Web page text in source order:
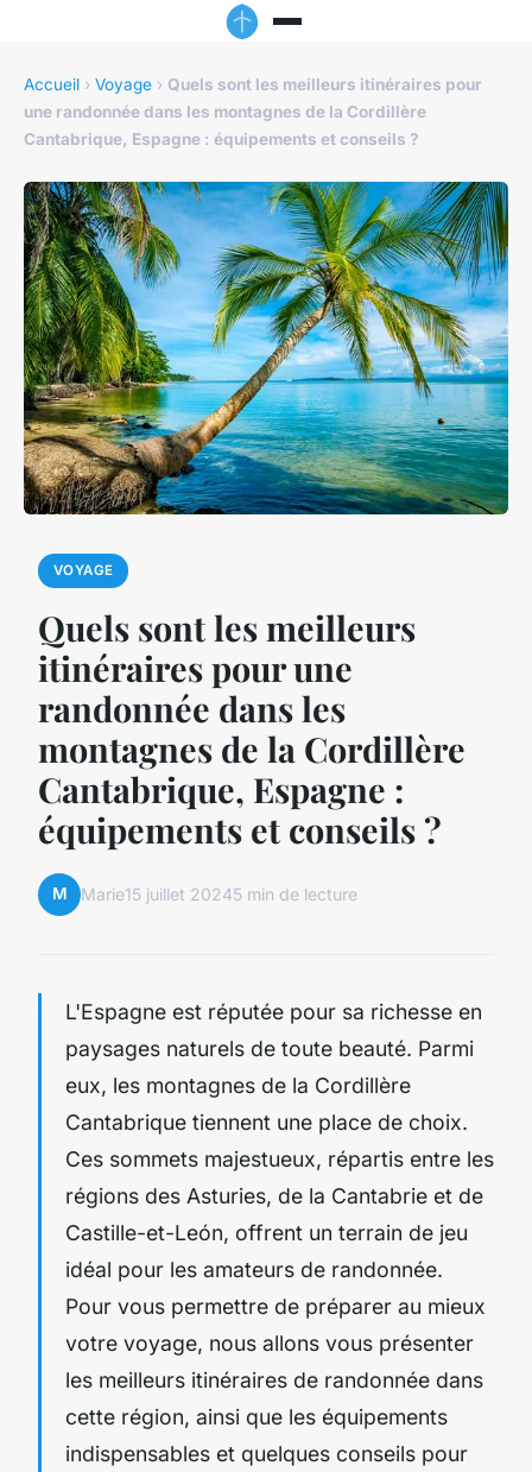
Accueil › Voyage › Quels sont les meilleurs itinéraires pour
une randonnée dans les montagnes de la Cordillère
Cantabrique, Espagne : équipements et conseils ?
VOYAGE
Quels sont les meilleurs
itinéraires pour une
randonnée dans les
montagnes de la Cordillère
Cantabrique, Espagne :
équipements et conseils ?
M Marie15 juillet 20245 min de lecture
L'Espagne est réputée pour sa richesse en
paysages naturels de toute beauté. Parmi
eux, les montagnes de la Cordillère
Cantabrique tiennent une place de choix.
Ces sommets majestueux, répartis entre les
régions des Asturies, de la Cantabrie et de
Castille-et-León, offrent un terrain de jeu
idéal pour les amateurs de randonnée.
Pour vous permettre de préparer au mieux
votre voyage, nous allons vous présenter
les meilleurs itinéraires de randonnée dans
cette région, ainsi que les équipements
indispensables et quelques conseils pour